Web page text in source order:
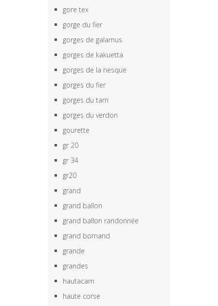
gore tex
gorge du fier
gorges de galamus
gorges de kakuetta
gorges de la nesque
gorges du fier
gorges du tarn
gorges du verdon
gourette
gr 20
gr 34
gr20
grand
grand ballon
grand ballon randonnée
grand bornand
grande
grandes
hautacam
haute corse